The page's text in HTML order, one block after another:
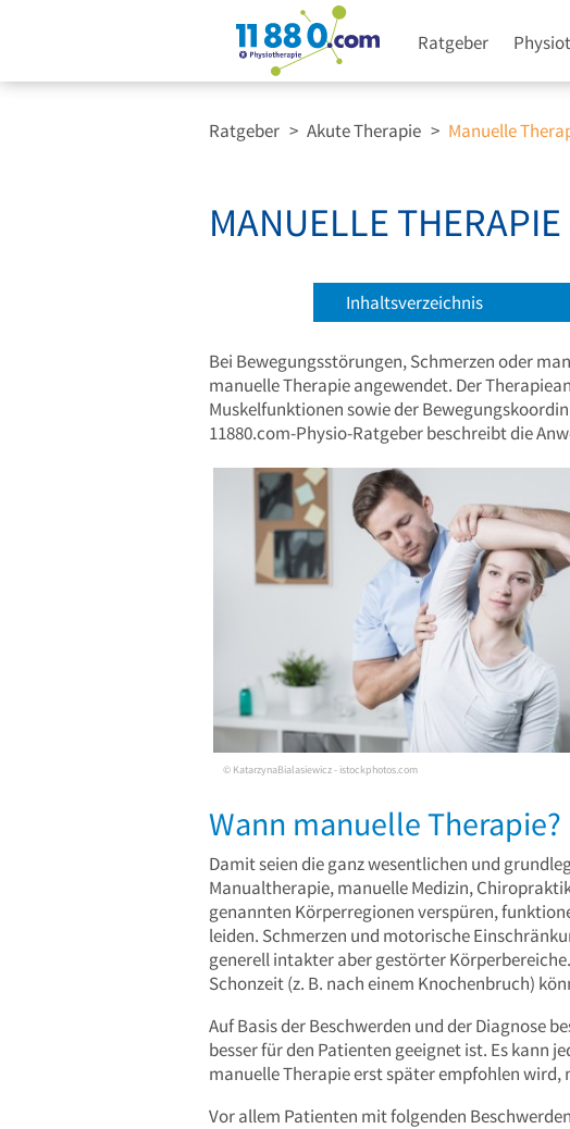
Ratgeber
Ratgeber > Akute Therapie > Manuelle
MANUELLE
Inhaltsverzeichnis
Bei Bewegungsstörungen, Schmerzen oder
manuelle Therapie angewendet. Der
Muskelfunktionen sowie der
11880.com-Physio-Ratgeber beschreibt die
© KatarzynaBialasiewicz - istockphotos.com
Wann manuelle Therapie?
Damit seien die ganz wesentlichen und
Manualtherapie, manuelle Medizin,
genannten Körperregionen verspüren,
leiden. Schmerzen und motorische
generell intakter aber gestörter
Schonzeit (z. B. nach einem Knochenbruch)
Auf Basis der Beschwerden und der Diagnose
besser für den Patienten geeignet ist. Es kann
manuelle Therapie erst später empfohlen
Vor allem Patienten mit folgenden